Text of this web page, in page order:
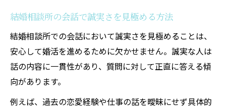
結婚相談所の会話で誠実さを見極める方法
結婚相談所での会話において誠実さを見極めることは、
安心して婚活を進めるために欠かせません。誠実な人は
話の内容に一貫性があり、質問に対して正直に答える傾
向があります。
例えば、過去の恋愛経験や仕事の話を曖昧にせず具体的